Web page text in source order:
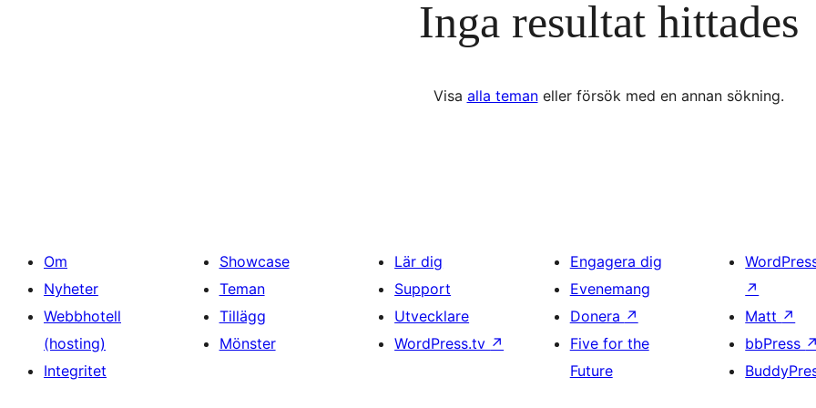
Inga resultat hittades
Visa alla temaneller försök med en annan sökning.
Om
Nyheter
Webbhotell
(hosting)
Integritet
Showcase
Teman
Tillägg
Mönster
Lär dig
Support
Utvecklare
WordPress.tv ↗
Engagera dig
Evenemang
Donera ↗
Five for the
Future
↗
Matt ↗
bbPress ↗